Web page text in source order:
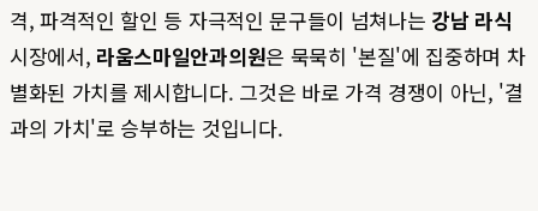
격, 파격적인 할인 등 자극적인 문구들이 넘쳐나는 강남 라식
시장에서, 라움스마일안과의원은 묵묵히 '본질'에 집중하며 차
별화된 가치를 제시합니다. 그것은 바로 가격 경쟁이 아닌, '결
과의 가치'로 승부하는 것입니다.